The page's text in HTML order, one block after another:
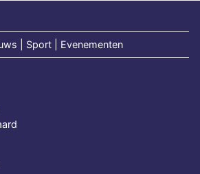
| Sport | Evenementen